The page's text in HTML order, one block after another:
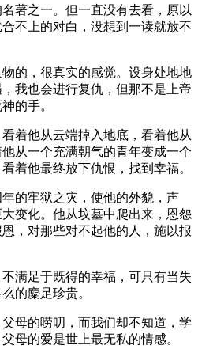
著之一。但一直没有去看，原以
不上的对白，没想到一读就放不
的，很真实的感觉。设身处地地
我也会进行复仇，但那不是上帝
的手。
着他从云端掉入地底，看着他从
从一个充满朝气的青年变成一个
着他最终放下仇恨，找到幸福。
的牢狱之灾，使他的外貌，声
变化。他从坟墓中爬出来，恩怨
，对那些对不起他的人，施以报
满足于既得的幸福，可只有当失
的麋足珍贵。
母的唠叨，而我们却不知道，学
母的爱是世上最无私的情感。